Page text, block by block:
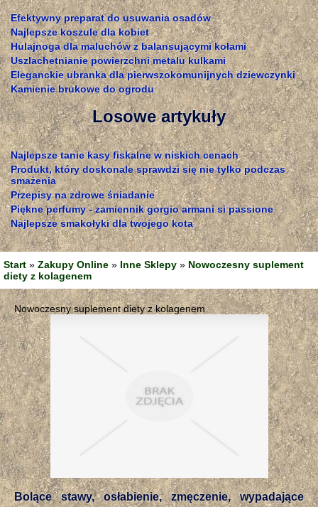
Efektywny preparat do usuwania osadów
Najlepsze koszule dla kobiet
Hulajnoga dla maluchów z balansującymi kołami
Uszlachetnianie powierzchni metalu kulkami
Eleganckie ubranka dla pierwszokomunijnych dziewczynki
Kamienie brukowe do ogrodu
Losowe artykuły
Najlepsze tanie kasy fiskalne w niskich cenach
Produkt, który doskonale sprawdzi się nie tylko podczas
smażenia
Przepisy na zdrowe śniadanie
Piękne perfumy - zamiennik gorgio armani si passione
Najlepsze smakołyki dla twojego kota
Start » Zakupy Online » Inne Sklepy » Nowoczesny suplement
diety z kolagenem
Nowoczesny suplement diety z kolagenem
Bolące stawy, osłabienie, zmęczenie, wypadające